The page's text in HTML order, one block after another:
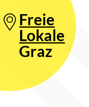
Freie
Lokale
Graz